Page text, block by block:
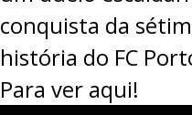
ASSOCIAÇÕES
CLUBES
AGENTES
AGENDA
conquista da
história do FC
Para ver aqui!